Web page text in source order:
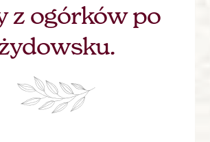
z ogórków po